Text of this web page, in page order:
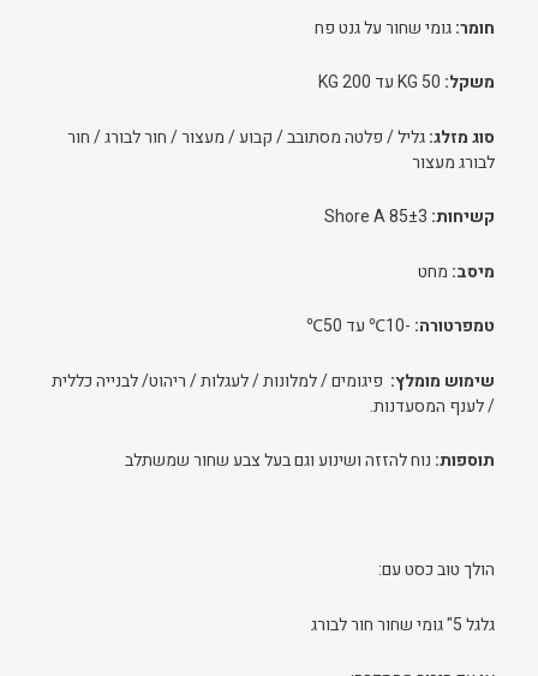
חומר:גומי שחור על גנט פח
משקל:
סוג מזלג:גליל / פלטה מסתובב / קבוע / מעצור / חור לבורג / חור
לבורג מעצור
קשיחות:
מיסב: מחט
טמפרטורה: -10℃ עד 50℃
שימוש מומלץ: פיגומים / למלונות / לעגלות / ריהוט/ לבנייה כללית
/ לענף המסעדנות.
תוספות: נוח להזזה ושינוע וגם בעל צבע שחור שמשתלב
הולך טוב כסט עם:
גלגל 5" גומי שחור חור לבורג